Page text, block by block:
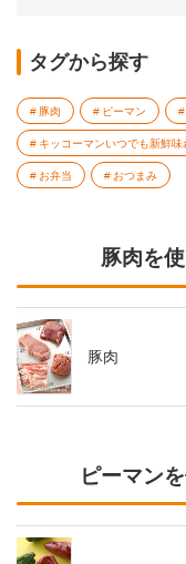
タグから探す
豚肉 ピーマン
キッコーマンいつでも新鮮
お弁当 おつまみ
豚肉を
豚肉
ピーマン